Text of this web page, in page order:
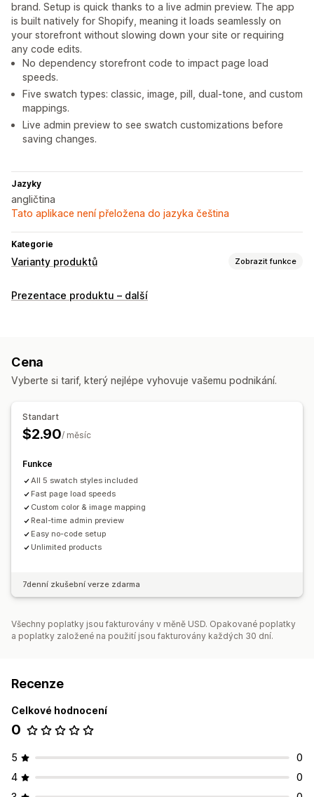
brand. Setup is quick thanks to a live admin preview. The app
is built natively for Shopify, meaning it loads seamlessly on
your storefront without slowing down your site or requiring
any code edits.
No dependency storefront code to impact page load
speeds.
Five swatch types: classic, image, pill, dual-tone, and custom
mappings.
Live admin preview to see swatch customizations before
saving changes.
Jazyky
angličtina
Tato aplikace není přeložena do jazyka čeština
Kategorie
Varianty produktů Zobrazit funkce
Přizpůsobení
Prezentace produktu – další
Cena
Vyberte si tarif, který nejlépe vyhovuje vašemu podnikání.
Standart
$2.90/ měsíc
Funkce
All 5 swatch styles included
Fast page load speeds
Custom color & image mapping
Real-time admin preview
Easy no-code setup
Unlimited products
7denní zkušební verze zdarma
Všechny poplatky jsou fakturovány v měně USD. Opakované poplatky
a poplatky založené na použití jsou fakturovány každých 30 dní.
Recenze
Celkové hodnocení
0
5
0
4
0